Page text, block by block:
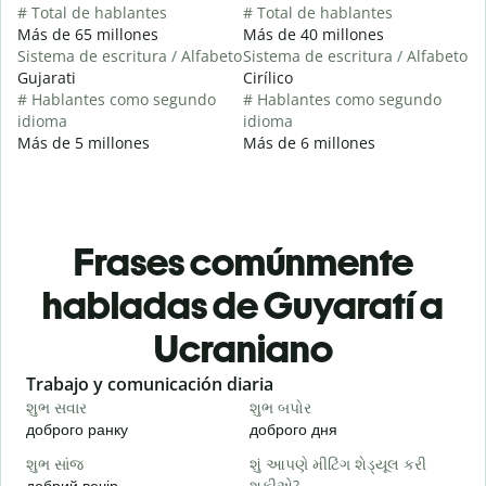
# Total de hablantes
Más de 65 millones
Sistema de escritura / Alfabeto
Gujarati
# Hablantes como segundo
idioma
Más de 5 millones
# Total de hablantes
Más de 40 millones
Sistema de escritura / Alfabeto
Cirílico
# Hablantes como segundo
idioma
Más de 6 millones
Frases comúnmente
habladas de Guyaratí a
Ucraniano
Slide 1 of 6
Trabajo y comunicación diaria
શુભ સવાર
доброго ранку
શુભ બપોર
доброго дня
શુભ સાંજ
શું આપણે મીટિંગ શેડ્યૂલ કરી